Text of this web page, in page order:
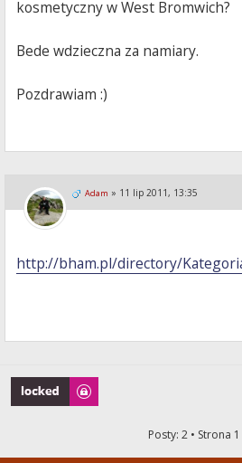
kosmetyczny w West Bromwich?
Bede wdzieczna za namiary.
Pozdrawiam :)
Adam » 11 lip 2011, 13:35
http://bham.pl/directory/
Zablokowany
Posty: 2 • Strona 1